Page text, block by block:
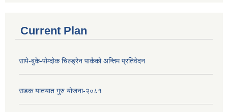
Current Plan
सापे-बुके-पोम्दोक चिल्ड्रेन पार्कको अन्तिम प्रतिवेदन
सडक यातयात गुरु योजना-२०८१